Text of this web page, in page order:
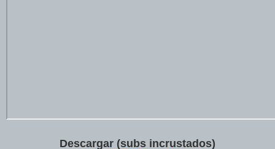
Descargar (subs incrustados)